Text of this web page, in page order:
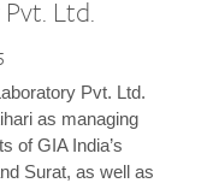
Ltd.
Pvt. Ltd.
as managing
of GIA India’s
Surat, as well as